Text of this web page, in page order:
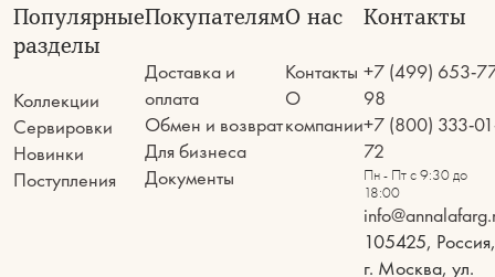
Популярные
разделы
Коллекции
Сервировки
Новинки
Поступления
Покупателям
Доставка и
оплата
Обмен и возврат
Для бизнеса
Документы
О нас
Контакты
О
компании
Контакты
+7 (499) 653-
98
+7 (800) 333-
72
Пн - Пт с 9:30 до
18:00
105425, Россия,
г. Москва, ул.